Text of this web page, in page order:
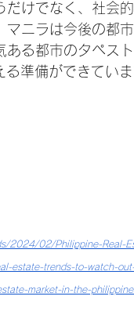
けでなく、社会
ニラは今後の都
る都市のタペス
準備ができていま
2024/02/Philippine-Real-
estate-trends-to-watch-
market-in-the-